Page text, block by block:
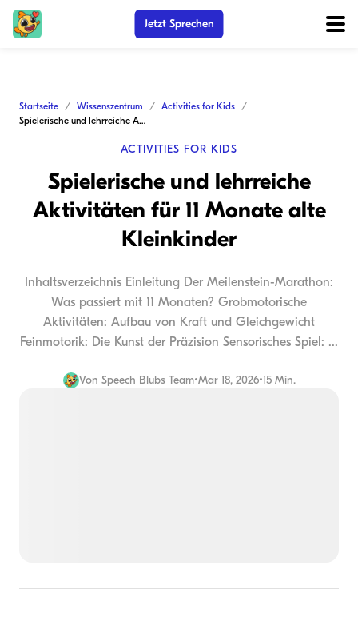
Jetzt Sprechen
Startseite Wissenszentrum
Activities for Kids
Spielerische und lehrreiche Aktivitäten für 11 Monate alte Kleinkinder
ACTIVITIES FOR KIDS
Spielerische und lehrreiche
Aktivitäten für 11 Monate alte
Kleinkinder
Inhaltsverzeichnis Einleitung Der Meilenstein-Marathon:
Was passiert mit 11 Monaten? Grobmotorische
Aktivitäten: Aufbau von Kraft und Gleichgewicht
Feinmotorik: Die Kunst der Präzision Sensorisches Spiel: ...
Von Speech Blubs Team•Mar 18, 2026•15 Min.